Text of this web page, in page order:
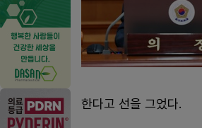
한다고 선을 그었다.